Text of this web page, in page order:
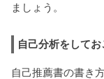
ましょう。
自己分析をしてお
自己推薦書の書き